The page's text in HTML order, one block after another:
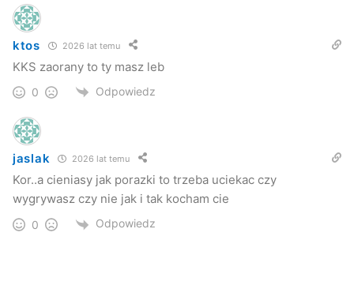
ktos 2026 lat temu
KKS zaorany to ty masz leb
0 Odpowiedz
jaslak 2026 lat temu
Kor..a cieniasy jak porazki to trzeba uciekac czy
wygrywasz czy nie jak i tak kocham cie
0 Odpowiedz